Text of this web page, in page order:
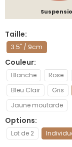
Taille
3.5" / 9cm
Couleur
Blanche Rose
Bleu Clair
Gris
Jaune moutarde
Options
Lot de 2